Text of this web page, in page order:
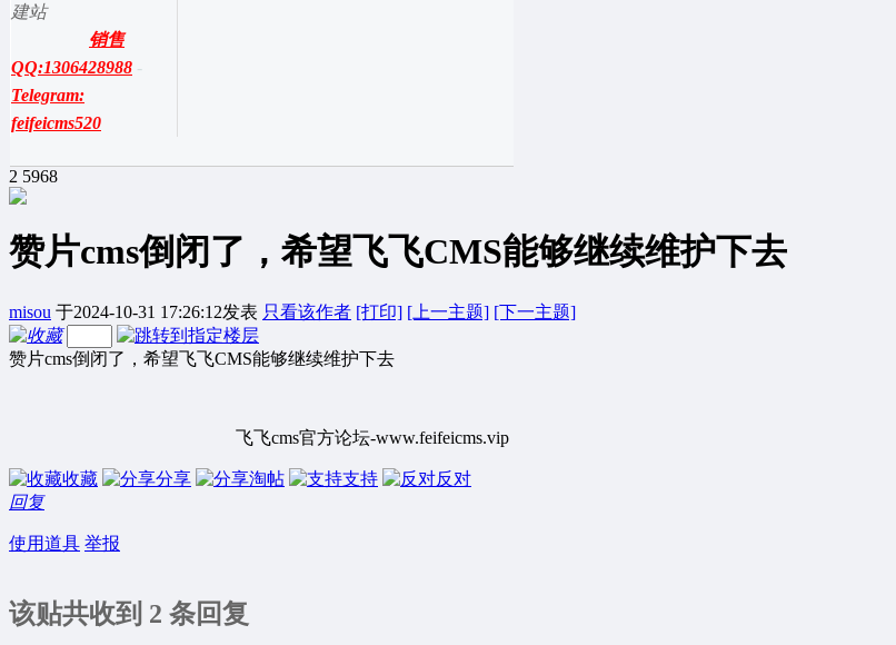
建站
销售
QQ:1306428988 -
Telegram:
feifeicms520
2 5968
赞片cms倒闭了，希望飞飞CMS能够继续维护下去
misou 于2024-10-31 17:26:12发表 只看该作者 [打印] [上一主题] [下一主题]
赞片cms倒闭了，希望飞飞CMS能够继续维护下去
飞飞cms官方论坛-www.feifeicms.vip
收藏 分享 淘帖 支持
反对
回复
使用道具 举报
该贴共收到 2 条回复